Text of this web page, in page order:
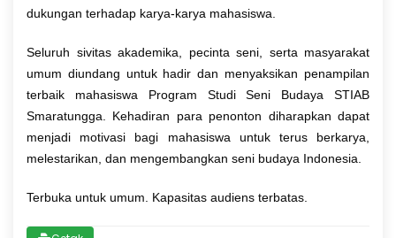
dukungan terhadap karya-karya mahasiswa.
Seluruh sivitas akademika, pecinta seni, serta masyarakat
umum diundang untuk hadir dan menyaksikan penampilan
terbaik mahasiswa Program Studi Seni Budaya STIAB
Smaratungga. Kehadiran para penonton diharapkan dapat
menjadi motivasi bagi mahasiswa untuk terus berkarya,
melestarikan, dan mengembangkan seni budaya Indonesia.
Terbuka untuk umum. Kapasitas audiens terbatas.